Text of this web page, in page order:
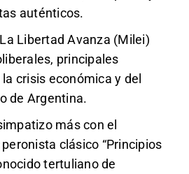
auténticos.
Libertad Avanza (Milei)
principales
crisis económica y del
de Argentina.
más con el
clásico “Principios
tertuliano de